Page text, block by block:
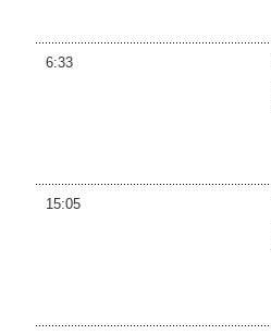
6:33
15:05